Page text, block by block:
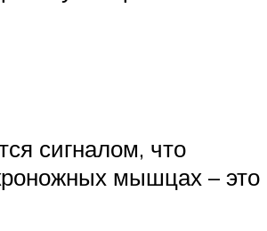
сигналом, что
мышцах – это